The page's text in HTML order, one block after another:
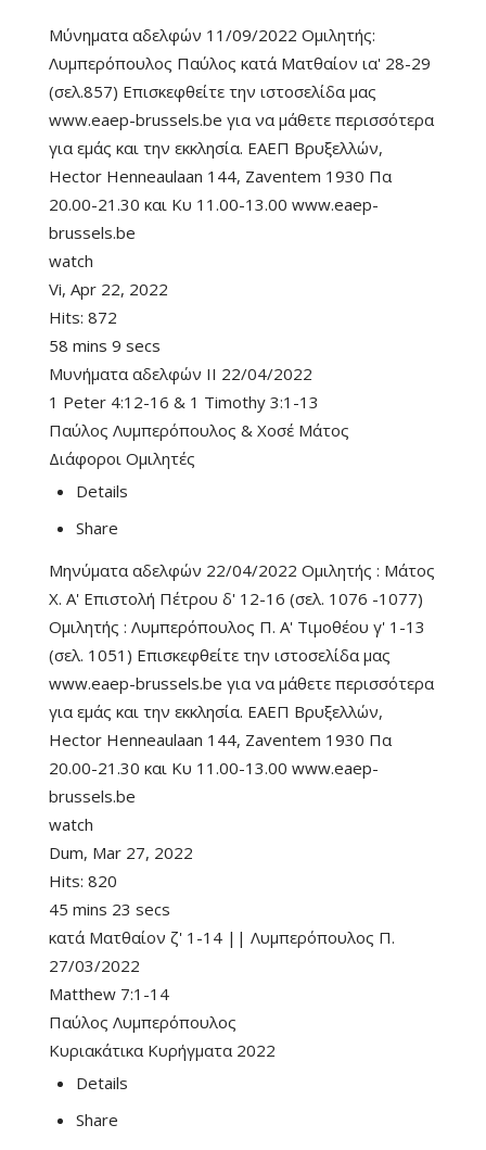
Μύνηματα αδελφών 11/09/2022 Ομιλητής:
Λυμπερόπουλος Παύλος κατά Ματθαίον ια' 28-29
(σελ.857) Επισκεφθείτε την ιστοσελίδα μας
www.eaep-brussels.be για να μάθετε περισσότερα
για εμάς και την εκκλησία. ΕΑΕΠ Βρυξελλών,
Hector Henneaulaan 144, Zaventem 1930 Πα
20.00-21.30 και Κυ 11.00-13.00 www.eaep-
brussels.be
watch
Vi, Apr 22, 2022
Hits: 872
58 mins 9 secs
Μυνήματα αδελφών II 22/04/2022
1 Peter 4:12-16 & 1 Timothy 3:1-13
Παύλος Λυμπερόπουλος & Χοσέ Μάτος
Διάφοροι Ομιλητές
Details
Share
Μηνύματα αδελφών 22/04/2022 Ομιλητής : Μάτος
Χ. Α' Επιστολή Πέτρου δ' 12-16 (σελ. 1076 -1077)
Ομιλητής : Λυμπερόπουλος Π. A' Τιμοθέου γ' 1-13
(σελ. 1051) Επισκεφθείτε την ιστοσελίδα μας
www.eaep-brussels.be για να μάθετε περισσότερα
για εμάς και την εκκλησία. ΕΑΕΠ Βρυξελλών,
Hector Henneaulaan 144, Zaventem 1930 Πα
20.00-21.30 και Κυ 11.00-13.00 www.eaep-
brussels.be
watch
Dum, Mar 27, 2022
Hits: 820
45 mins 23 secs
κατά Ματθαίον ζ' 1-14 || Λυμπερόπουλος Π.
27/03/2022
Matthew 7:1-14
Παύλος Λυμπερόπουλος
Κυριακάτικα Κυρήγματα 2022
Details
Share